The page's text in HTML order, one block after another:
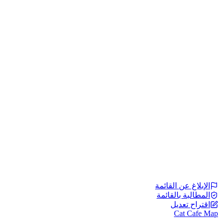
الإبلاغ عن القائمة
المطالبة بالقائمة
اقتراح تعديل
Cat Cafe Map